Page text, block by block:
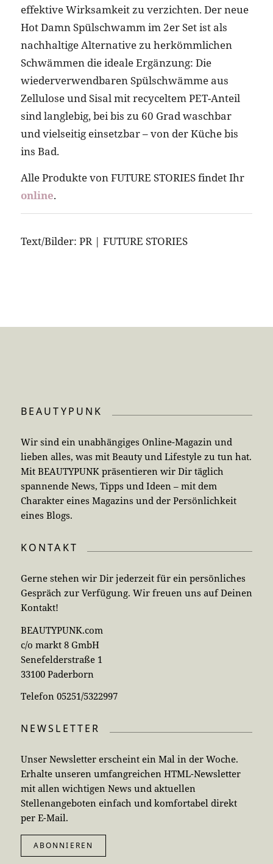
effektive Wirksamkeit zu verzichten. Der neue
Hot Damn Spülschwamm im 2er Set ist als
nachhaltige Alternative zu herkömmlichen
Schwämmen die ideale Ergänzung: Die
wiederverwendbaren Spülschwämme aus
Zellulose und Sisal mit recyceltem PET-Anteil
sind langlebig, bei bis zu 60 Grad waschbar
und vielseitig einsetzbar – von der Küche bis
ins Bad.
Alle Produkte von FUTURE STORIES findet Ihr
online.
Text/Bilder: PR | FUTURE STORIES
BEAUTYPUNK
Wir sind ein unabhängiges Online-Magazin und
lieben alles, was mit Beauty und Lifestyle zu tun hat.
Mit BEAUTYPUNK präsentieren wir Dir täglich
spannende News, Tipps und Ideen – mit dem
Charakter eines Magazins und der Persönlichkeit
eines Blogs.
KONTAKT
Gerne stehen wir Dir jederzeit für ein persönliches
Gespräch zur Verfügung. Wir freuen uns auf Deinen
Kontakt!
BEAUTYPUNK.com
c/o markt 8 GmbH
Senefelderstraße 1
33100 Paderborn
Telefon 05251/5322997
NEWSLETTER
Unser Newsletter erscheint ein Mal in der Woche.
Erhalte unseren umfangreichen HTML-Newsletter
mit allen wichtigen News und aktuellen
Stellenangeboten einfach und komfortabel direkt
per E-Mail.
ABONNIEREN